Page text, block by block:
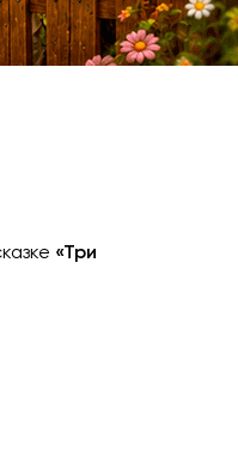
«Три